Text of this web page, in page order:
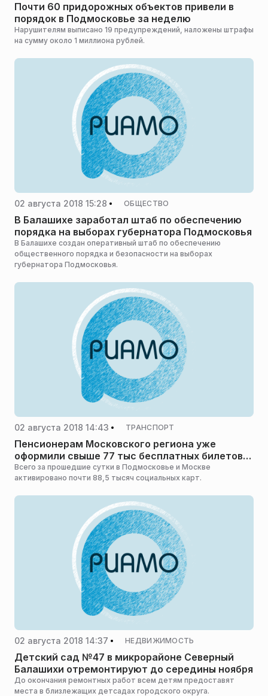
Почти 60 придорожных объектов привели в
порядок в Подмосковье за неделю
Нарушителям выписано 19 предупреждений, наложены штрафы
на сумму около 1 миллиона рублей.
02 августа 2018 15:28 ОБЩЕСТВО
В Балашихе заработал штаб по обеспечению
порядка на выборах губернатора Подмосковья
В Балашихе создан оперативный штаб по обеспечению
общественного порядка и безопасности на выборах
губернатора Подмосковья.
02 августа 2018 14:43 ТРАНСПОРТ
Пенсионерам Московского региона уже
оформили свыше 77 тыс бесплатных билетов
на электрички
Всего за прошедшие сутки в Подмосковье и Москве
активировано почти 88,5 тысяч социальных карт.
02 августа 2018 14:37 НЕДВИЖИМОСТЬ
Детский сад №47 в микрорайоне Северный
Балашихи отремонтируют до середины ноября
До окончания ремонтных работ всем детям предоставят
места в близлежащих детсадах городского округа.